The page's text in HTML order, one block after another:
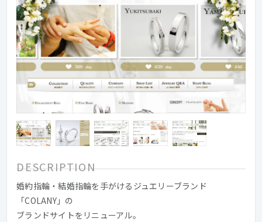
DESCRIPTION
婚約指輪・結婚指輪を手がけるジュエリーブランド
「COLANY」の
ブランドサイトをリニューアル。